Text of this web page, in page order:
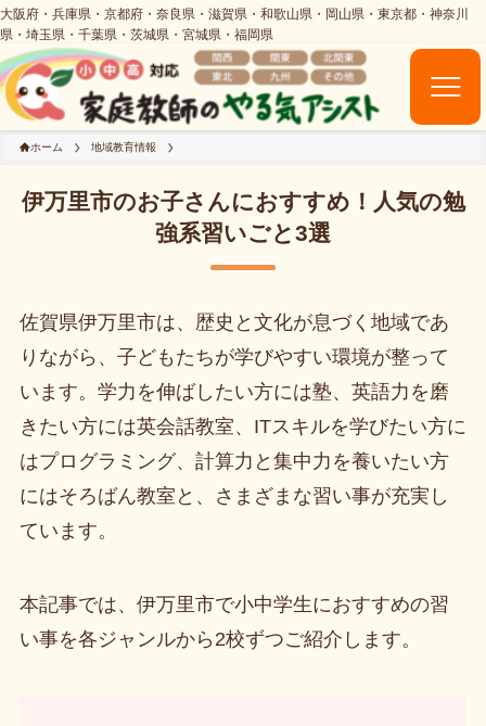
ホーム 地域教育情報
伊万里市のお子さんにおすすめ！人気の勉
強系習いごと3選
佐賀県伊万里市は、歴史と文化が息づく地域であ
りながら、子どもたちが学びやすい環境が整って
います。学力を伸ばしたい方には塾、英語力を磨
きたい方には英会話教室、ITスキルを学びたい方に
はプログラミング、計算力と集中力を養いたい方
にはそろばん教室と、さまざまな習い事が充実し
ています。
本記事では、伊万里市で小中学生におすすめの習
い事を各ジャンルから2校ずつご紹介します。